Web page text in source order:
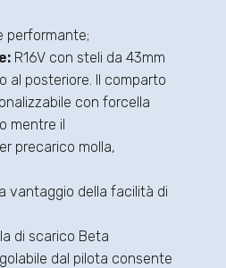
performante;
R16V con steli da 43mm
al posteriore. Il comparto
con forcella
mentre il
precarico molla,
vantaggio della facilità di
di scarico Beta
dal pilota consente